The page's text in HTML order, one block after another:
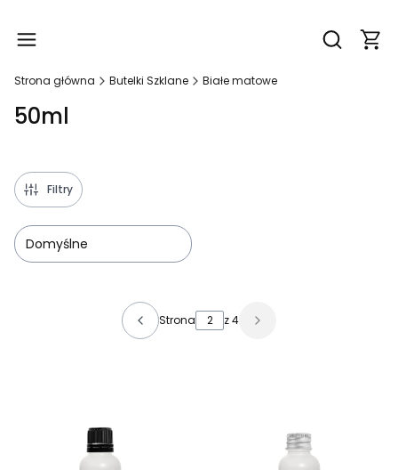
Otwórz
Strona główna Butelki Szklane Białe matowe
50ml
Filtry
Domyślne
Lista produktów
Strona z 4